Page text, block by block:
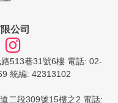
公司
513巷31號6樓 電話: 02-
統編: 42313102
二段309號15樓之2 電話: